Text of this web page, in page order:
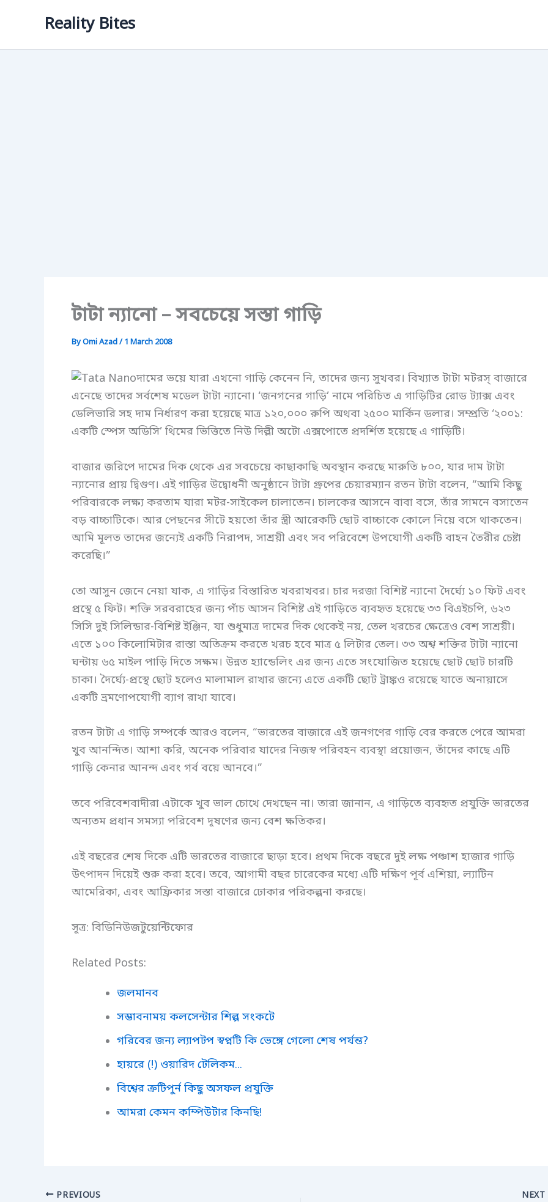
Reality Bites
টাটা ন্যানো – সবচেয়ে সস্তা গাড়ি
ByOmi Azad/1 March 2008
দামের ভয়ে যারা এখনো গাড়ি কেনেন নি, তাদের জন্য সুখবর। বিখ্যাত টাটা মটরস্‌ বাজারে
এনেছে তাদের সর্বশেষ মডেল টাটা ন্যানো। ‘জনগনের গাড়ি’ নামে পরিচিত এ গাড়িটির রোড ট্যাক্স এবং
ডেলিভারি সহ দাম নির্ধারণ করা হয়েছে মাত্র ১২০,০০০ রুপি অথবা ২৫০০ মার্কিন ডলার। সম্প্রতি ‘২০০১:
একটি স্পেস অডিসি’ থিমের ভিত্তিতে নিউ দিল্লী অটো এক্সপোতে প্রদর্শিত হয়েছে এ গাড়িটি।
বাজার জরিপে দামের দিক থেকে এর সবচেয়ে কাছাকাছি অবস্থান করছে মারুতি ৮০০, যার দাম টাটা
ন্যানোর প্রায় দ্বিগুণ। এই গাড়ির উদ্বোধনী অনুষ্ঠানে টাটা গ্রুপের চেয়ারম্যান রতন টাটা বলেন, “আমি কিছু
পরিবারকে লক্ষ্য করতাম যারা মটর-সাইকেল চালাতেন। চালকের আসনে বাবা বসে, তাঁর সামনে বসাতেন
বড় বাচ্চাটিকে। আর পেছনের সীটে হয়তো তাঁর স্ত্রী আরেকটি ছোট বাচ্চাকে কোলে নিয়ে বসে থাকতেন।
আমি মূলত তাদের জন্যেই একটি নিরাপদ, সাশ্রয়ী এবং সব পরিবেশে উপযোগী একটি বাহন তৈরীর চেষ্টা
করেছি।”
তো আসুন জেনে নেয়া যাক, এ গাড়ির বিস্তারিত খবরাখবর। চার দরজা বিশিষ্ট ন্যানো দৈর্ঘ্যে ১০ ফিট এবং
প্রস্থে ৫ ফিট। শক্তি সরবরাহের জন্য পাঁচ আসন বিশিষ্ট এই গাড়িতে ব্যবহৃত হয়েছে ৩৩ বিএইচপি, ৬২৩
সিসি দুই সিলিন্ডার-বিশিষ্ট ইঞ্জিন, যা শুধুমাত্র দামের দিক থেকেই নয়, তেল খরচের ক্ষেত্রেও বেশ সাশ্রয়ী।
এতে ১০০ কিলোমিটার রাস্তা অতিক্রম করতে খরচ হবে মাত্র ৫ লিটার তেল। ৩৩ অশ্ব শক্তির টাটা ন্যানো
ঘন্টায় ৬৫ মাইল পাড়ি দিতে সক্ষম। উন্নত হ্যান্ডেলিং এর জন্য এতে সংযোজিত হয়েছে ছোট ছোট চারটি
চাকা। দৈর্ঘ্যে-প্রস্থে ছোট হলেও মালামাল রাখার জন্যে এতে একটি ছোট ট্রাঙ্কও রয়েছে যাতে অনায়াসে
একটি ভ্রমণোপযোগী ব্যাগ রাখা যাবে।
রতন টাটা এ গাড়ি সম্পর্কে আরও বলেন, “ভারতের বাজারে এই জনগণের গাড়ি বের করতে পেরে আমরা
খুব আনন্দিত। আশা করি, অনেক পরিবার যাদের নিজস্ব পরিবহন ব্যবস্থা প্রয়োজন, তাঁদের কাছে এটি
গাড়ি কেনার আনন্দ এবং গর্ব বয়ে আনবে।”
তবে পরিবেশবাদীরা এটাকে খুব ভাল চোখে দেখছেন না। তারা জানান, এ গাড়িতে ব্যবহৃত প্রযুক্তি ভারতের
অন্যতম প্রধান সমস্যা পরিবেশ দূষণের জন্য বেশ ক্ষতিকর।
এই বছরের শেষ দিকে এটি ভারতের বাজারে ছাড়া হবে। প্রথম দিকে বছরে দুই লক্ষ পঞ্চাশ হাজার গাড়ি
উৎপাদন দিয়েই শুরু করা হবে। তবে, আগামী বছর চারেকের মধ্যে এটি দক্ষিণ পূর্ব এশিয়া, ল্যাটিন
আমেরিকা, এবং আফ্রিকার সস্তা বাজারে ঢোকার পরিকল্পনা করছে।
সূত্র: বিডিনিউজটুয়েন্টিফোর
Related Posts:
জলমানব
সম্ভাবনাময় কলসেন্টার শিল্প সংকটে
গরিবের জন্য ল্যাপটপ স্বপ্নটি কি ভেঙ্গে গেলো শেষ পর্যন্ত?
হায়রে (!) ওয়ারিদ টেলিকম...
বিশ্বের ত্রুটিপুর্ন কিছু অসফল প্রযুক্তি
আমরা কেমন কম্পিউটার কিনছি!
PREVIOUS NEXT